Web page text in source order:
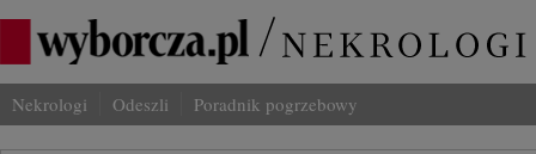
Nekrologi Odeszli Poradnik pogrzebowy